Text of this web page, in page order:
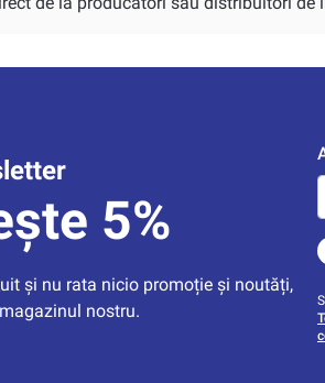
5%
și nu rata nicio promoție și noutăți,
nostru.